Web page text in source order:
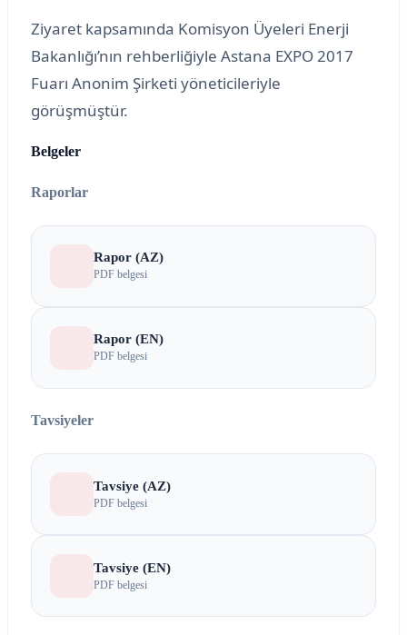
Ziyaret kapsamında Komisyon Üyeleri Enerji
Bakanlığı’nın rehberliğiyle Astana EXPO 2017
Fuarı Anonim Şirketi yöneticileriyle
görüşmüştür.
Belgeler
Raporlar
Rapor (AZ)
PDF belgesi
Rapor (EN)
PDF belgesi
Tavsiyeler
Tavsiye (AZ)
PDF belgesi
Tavsiye (EN)
PDF belgesi